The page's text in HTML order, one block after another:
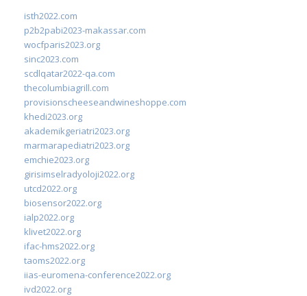
isth2022.com
p2b2pabi2023-makassar.com
wocfparis2023.org
sinc2023.com
scdlqatar2022-qa.com
thecolumbiagrill.com
provisionscheeseandwineshoppe.com
khedi2023.org
akademikgeriatri2023.org
marmarapediatri2023.org
emchie2023.org
girisimselradyoloji2022.org
utcd2022.org
biosensor2022.org
ialp2022.org
klivet2022.org
ifac-hms2022.org
taoms2022.org
iias-euromena-conference2022.org
ivd2022.org